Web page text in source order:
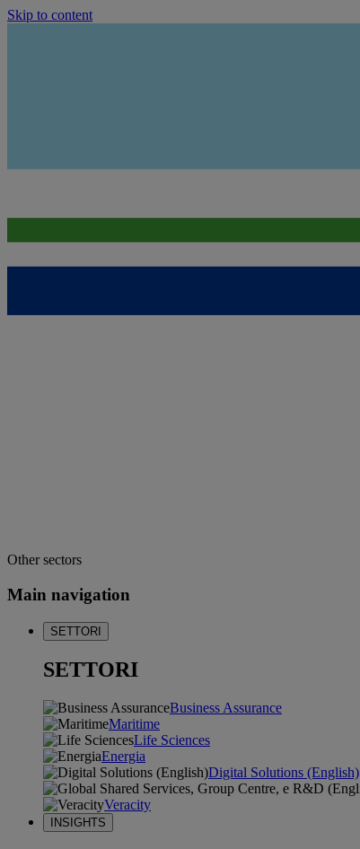
Skip to content
Other sectors
Main navigation
SETTORI
SETTORI
Business Assurance
Maritime
Life Sciences
Energia
Digital Solutions (English)
Veracity
INSIGHTS